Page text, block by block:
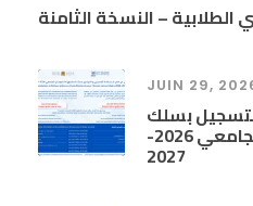
الطلابية – النسخة الثامنة
JUIN 29,
بسلك
الدكتوراه للموسم الجامعي 2026-
2027